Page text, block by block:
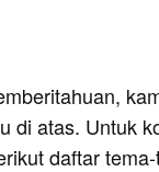
di atas. Untuk
daftar